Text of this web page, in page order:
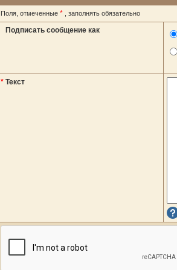
Поля, отмеченные * , заполнять обязательно
Подписать сообщение как
* Текст